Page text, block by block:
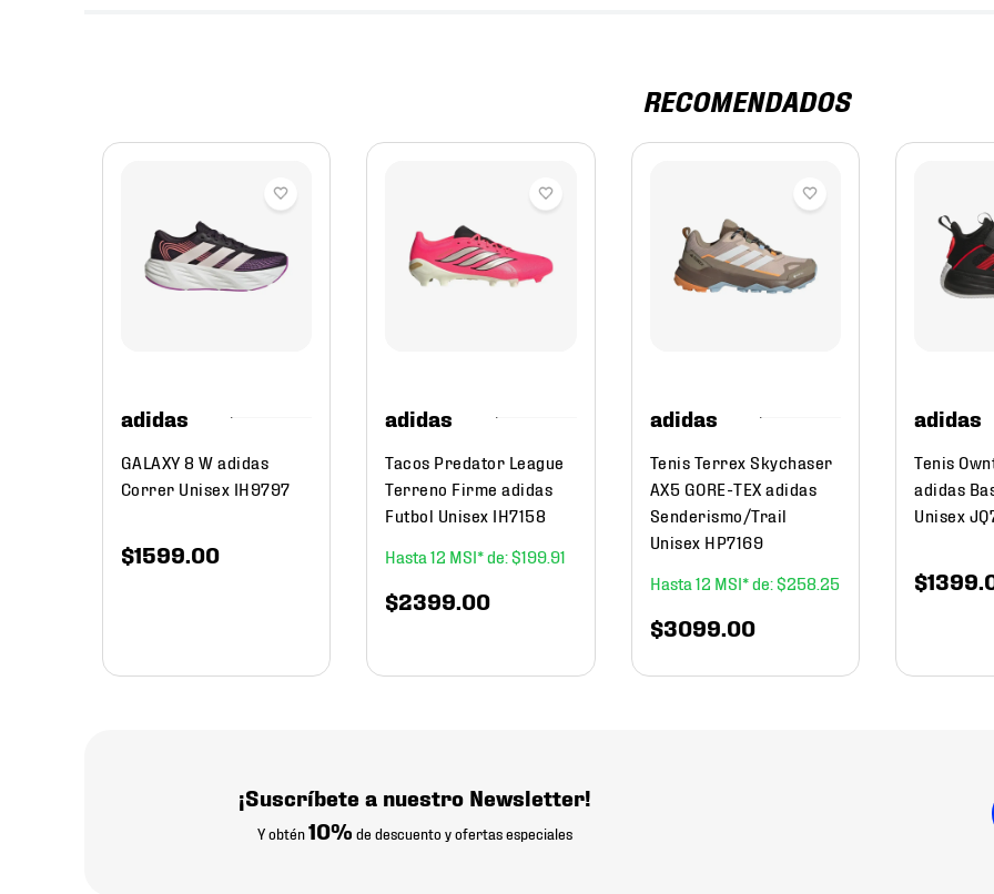
RECOMENDADOS
adidas
GALAXY 8 W adidas
Correr Unisex IH9797
$1599.00
adidas
Tacos Predator League
Terreno Firme adidas
Futbol Unisex IH7158
12
$199 91
$2399.00
adidas
Tenis Terrex Skychaser
AX5 GORE-TEX adidas
Senderismo/Trail
Unisex HP7169
12
$258 25
$3099.00
adidas
Tenis
adidas
Unisex
$1399.
¡Suscríbete a nuestro Newsletter!
Y obtén10% de descuento y ofertas especiales